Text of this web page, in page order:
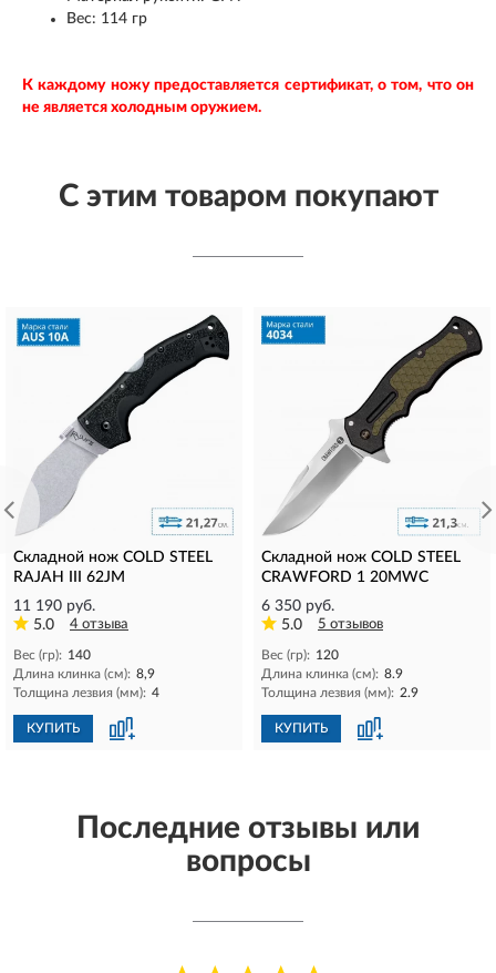
Вес: 114 гр
К каждому ножу предоставляется сертификат, о том, что он
не является холодным оружием.
С этим товаром покупают
Складной нож COLD STEEL
RAJAH III 62JM
11 190 руб.
5.0
4 отзыва
Вес (гр): 140
Длина клинка (см): 8,9
Толщина лезвия (мм): 4
КУПИТЬ
Складной нож COLD STEEL
CRAWFORD 1 20MWC
6 350 руб.
5.0
5 отзывов
Вес (гр): 120
Длина клинка (см): 8.9
Толщина лезвия (мм): 2.9
КУПИТЬ
Последние отзывы или
вопросы